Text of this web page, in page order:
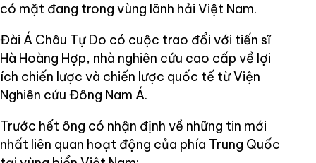
có mặt đang trong vùng lãnh hải Việt Nam.
Đài Á Châu Tự Do có cuộc trao đổi với tiến sĩ
Hà Hoàng Hợp, nhà nghiên cứu cao cấp về lợi
ích chiến lược và chiến lược quốc tế từ Viện
Nghiên cứu Đông Nam Á.
Trước hết ông có nhận định về những tin mới
nhất liên quan hoạt động của phía Trung Quốc